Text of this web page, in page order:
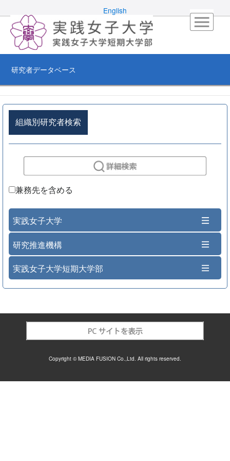
English
研究者データベース
組織別研究者検索
兼務先を含める
実践女子大学
研究推進機構
実践女子大学短期大学部
Copyright © MEDIA FUSION Co.,Ltd. All rights reserved.